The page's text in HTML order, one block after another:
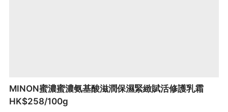
MINON蜜濃蜜濃氨基酸滋潤保濕緊緻賦活修護乳霜
HK$258/100g